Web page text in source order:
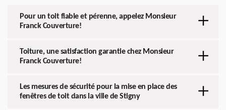
Pour un toit fiable et pérenne, appelez Monsieur
Franck Couverture!
Toiture, une satisfaction garantie chez Monsieur
Franck Couverture!
Les mesures de sécurité pour la mise en place des
fenêtres de toit dans la ville de Stigny